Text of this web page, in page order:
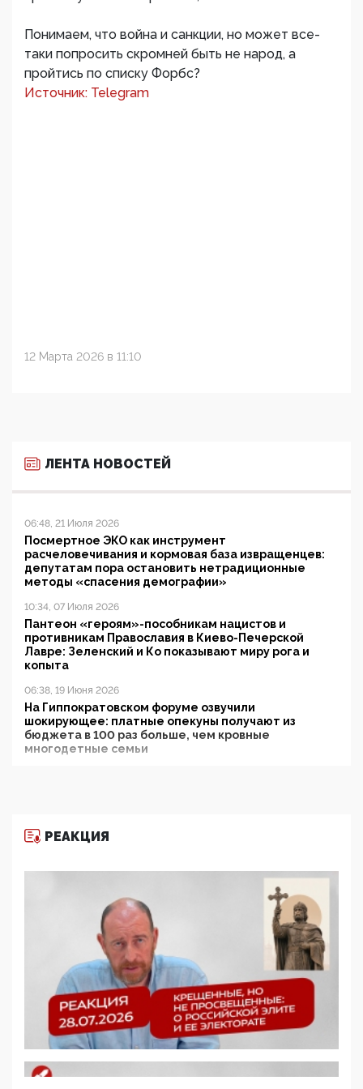
Понимаем, что война и санкции, но может все-
таки попросить скромней быть не народ, а
пройтись по списку Форбс?
Источник: Telegram
12 Марта 2026 в 11:10
ЛЕНТА НОВОСТЕЙ
06:48, 21 Июля 2026
Посмертное ЭКО как инструмент
расчеловечивания и кормовая база извращенцев:
депутатам пора остановить нетрадиционные
методы «спасения демографии»
10:34, 07 Июля 2026
Пантеон «героям»-пособникам нацистов и
противникам Православия в Киево-Печерской
Лавре: Зеленский и Ко показывают миру рога и
копыта
06:38, 19 Июня 2026
На Гиппократовском форуме озвучили
шокирующее: платные опекуны получают из
бюджета в 100 раз больше, чем кровные
многодетные семьи
11:53, 09 Июня 2026
деятельность ИИТО ЮНЕСКО в России, но
цифроглобалисты продолжают определять
повестку в образовании
09:43, 01 Июня 2026
5G за счет здоровья граждан: Минцифры намерено
отобрать у регионов и муниципалитетов право
защищать жилые дома и социальные объекты от
05:58, 26 Мая 2026
Роскомнадзор освободили от борца с
деструктивным и опасным контентом
07:39, 25 Мая 2026
РЕАКЦИЯ